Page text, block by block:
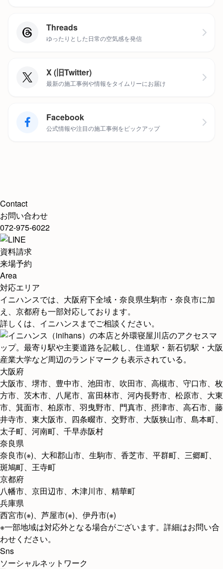
Threads
ゆったりとした日常の空気感を発信
X (旧Twitter)
最新の施工事例や情報をタイムリーにお届け
Facebook
公式情報や注目の施工事例をピックアップ
Contact
お問い合わせ
072-975-6022
資料請求
来場予約
Area
対応エリア
イニハンスでは、大阪府下全域・奈良県生駒市・奈良市に加
え、京都府も一部対応しております。
詳しくは、イニハンスまでご相談ください。
大阪府
大阪市、堺市、豊中市、池田市、吹田市、高槻市、守口市、 枚
方市、茨木市、八尾市、富田林市、河内長野市、松原市、 大東
市、箕面市、柏原市、羽曳野市、門真市、摂津市、高石市、藤
井寺市、 東大阪市、四条畷市、交野市、大阪狭山市、島本町、
太子町、河南町、千早赤阪村
奈良県
奈良市(※)、大和郡山市、生駒市、香芝市、平群町、三郷町、
斑鳩町、王寺町
京都府
八幡市、京田辺市、木津川市、精華町
兵庫県
西宮市(※)、芦屋市(※)、伊丹市(※)
※一部地域は対応外となる場合がございます。詳細はお問い合
わせください。
Sns
ソーシャルネットワーク